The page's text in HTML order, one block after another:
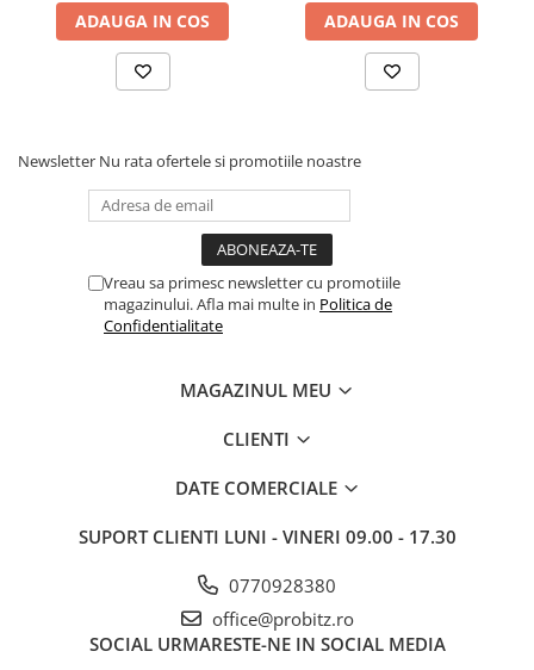
Imprimante&Consumabile
Tonere
Accesorii Printing
Imprimante de format mare
Imprimante Foto
Imprimante laser
Multifunctionale Inkjet
Adaptoare PowerLAN
Access Points & Range Extendere
Placi de retea
ADAUGA IN COS ADAUGA IN COS
Newsletter Nu rata ofertele si promotiile noastre
Vreau sa primesc newsletter cu promotiile
magazinului. Afla mai multe in Politica de
Confidentialitate
MAGAZINUL MEU
CLIENTI
DATE COMERCIALE
SUPORT CLIENTI LUNI - VINERI 09.00 - 17.30
0770928380
office@probitz.ro
SOCIAL URMARESTE-NE IN SOCIAL MEDIA